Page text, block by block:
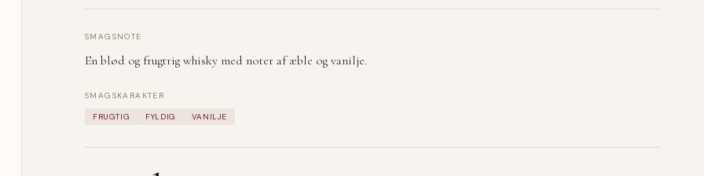
SMAGSNOTE
En blød og frugtrig whisky med noter af æble og vanilje.
SMAGSKARAKTER
FRUGTIG FYLDIG VANILJE